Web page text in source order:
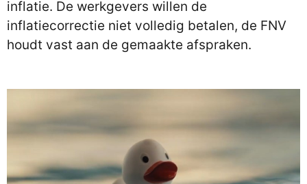
inflatie. De werkgevers willen de
inflatiecorrectie niet volledig betalen, de FNV
houdt vast aan de gemaakte afspraken.